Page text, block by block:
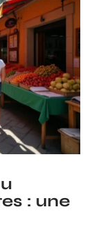
: une